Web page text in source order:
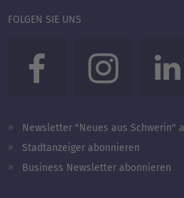
FOLGEN SIE UNS
Newsletter "Neues aus Schwerin"
Stadtanzeiger abonnieren
Business Newsletter abonnieren